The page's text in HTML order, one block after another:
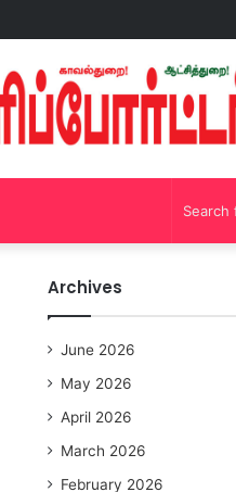
Archives
June 2026
May 2026
April 2026
March 2026
February 2026